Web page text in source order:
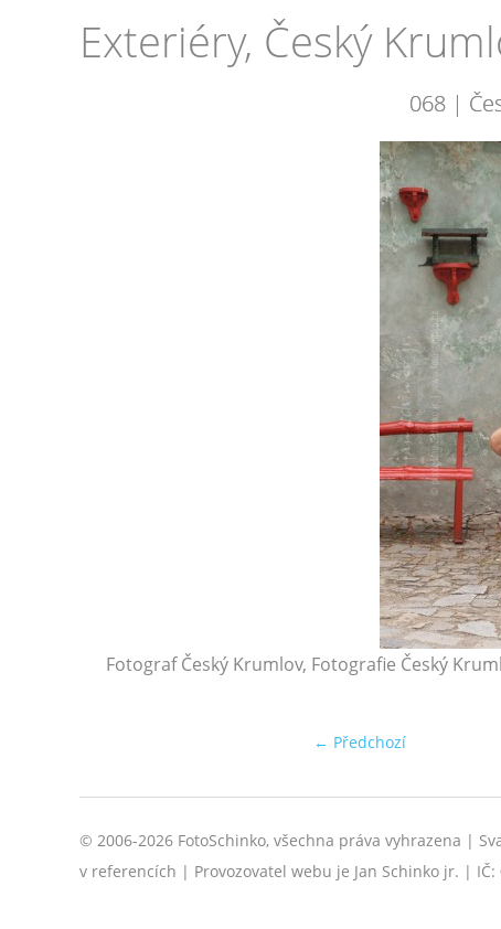
Exteriéry, Český
068 |
Fotograf Český Krumlov, Fotografie Český
← Předchozí
© 2006-2026 FotoSchinko, všechna práva vyhrazena |
v referencích | Provozovatel webu je Jan Schinko jr. | IČ: